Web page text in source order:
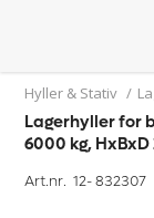
Hyller & Stativ /
Lagerhyller for
6000 kg, HxBxD
Art.nr. 12-832307